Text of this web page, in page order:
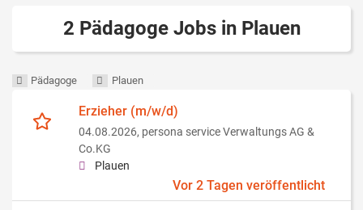
2 Pädagoge Jobs in Plauen
Pädagoge Plauen
Erzieher (m/w/d)
04.08.2026, persona service Verwaltungs AG &
Co.KG
Plauen
Vor 2 Tagen veröffentlicht